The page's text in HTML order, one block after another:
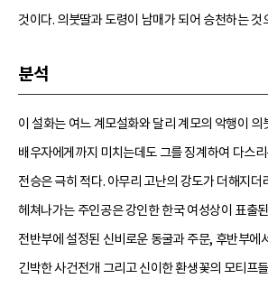
것이다. 의붓딸과 도령이 남매가 되어 승천하는 것
분석
이 설화는 여느 계모설화와 달리 계모의 악행이 의
배우자에게까지 미치는데도 그를 징계하여 다스
전승은 극히 적다. 아무리 고난의 강도가 더해지더
헤쳐나가는 주인공은 강인한 한국 여성상이 표출
전반부에 설정된 신비로운 동굴과 주문, 후반부에
긴박한 사건전개 그리고 신이한 환생꽃의 모티프